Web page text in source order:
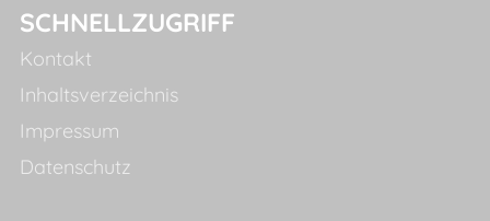
SCHNELLZUGRIFF
Kontakt
Inhaltsverzeichnis
Impressum
Datenschutz